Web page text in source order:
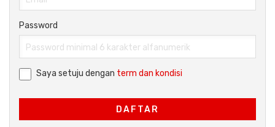
Password
Saya setuju dengan term dan kondisi
DAFTAR